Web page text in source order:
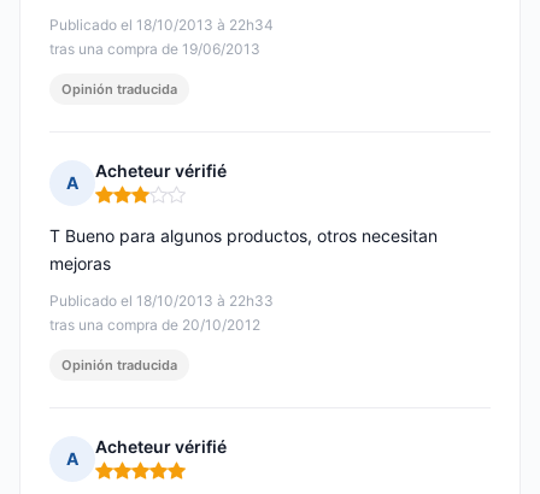
Publicado el 18/10/2013 à 22h34
tras una compra de 19/06/2013
Opinión traducida
A
Acheteur vérifié
Nota: 3 de 5
Publicado el 18/10/2013 à 22h33
tras una compra de 20/10/2012
T Bueno para algunos productos, otros necesitan
mejoras
Opinión traducida
A
Acheteur vérifié
Nota: 5 de 5